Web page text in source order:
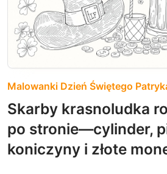
Malowanki Dzień Świętego
Skarby krasnoludka
po stronie—cylinder,
koniczyny i złote